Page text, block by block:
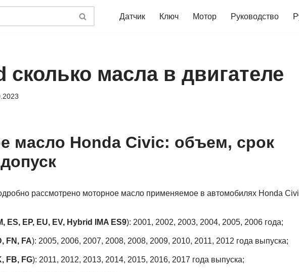
Датчик Ключ Мотор Руководство
сколько масла в двигателе
масло Hondа Civic: объем, срок
рассмотрено моторное масло применяемое в автомобилях Hondа
ES, EP, EU, EV, Hybrid IMA ES9): 2001, 2002, 2003, 2004, 2005, 2006 года;
FN, FA): 2005, 2006, 2007, 2008, 2008, 2009, 2010, 2011, 2012 года выпуска;
FB, FG): 2011, 2012, 2013, 2014, 2015, 2016, 2017 года выпуска;